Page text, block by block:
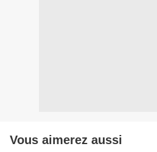
Vous aimerez aussi